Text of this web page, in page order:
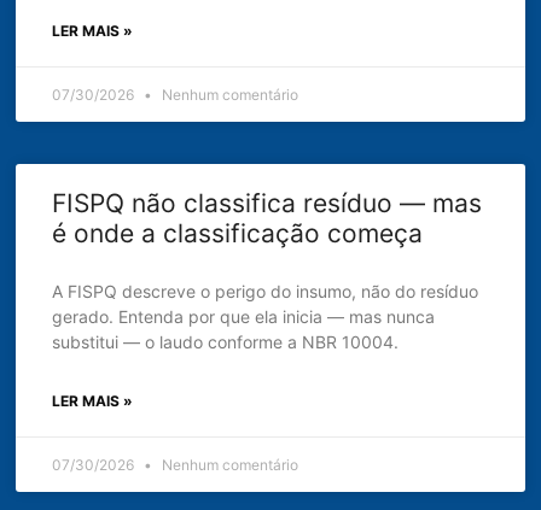
LER MAIS »
07/30/2026 Nenhum comentário
FISPQ não classifica resíduo — mas
é onde a classificação começa
A FISPQ descreve o perigo do insumo, não do resíduo
gerado. Entenda por que ela inicia — mas nunca
substitui — o laudo conforme a NBR 10004.
LER MAIS »
07/30/2026 Nenhum comentário